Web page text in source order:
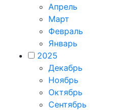
Апрель
Март
Февраль
Январь
2025
Декабрь
Ноябрь
Октябрь
Сентябрь